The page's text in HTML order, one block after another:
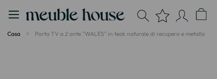
Casa Porta TV a 2 ante "WALES" in teak naturale di recupero e metallo